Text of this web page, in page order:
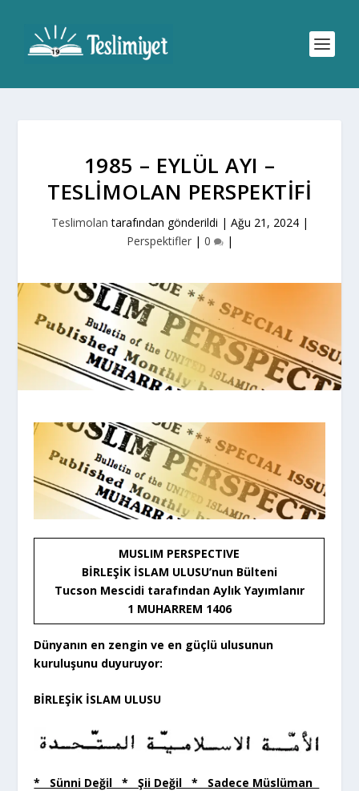
1985 – EYLÜL AYI –
TESLIMOLAN PERSPEKTIFI
Teslimolan tarafından gönderildi | Ağu 21, 2024|
Perspektifler| 0 |
MUSLIM PERSPECTIVE
BİRLEŞİK İSLAM ULUSU’nun Bülteni
Tucson Mescidi tarafından Aylık Yayımlanır
1 MUHARREM 1406
Dünyanın en zengin ve en güçlü ulusunun
kuruluşunu duyuruyor:
BİRLEŞİK İSLAM ULUSU
* Sünni Değil * Şii Değil * Sadece Müslüman